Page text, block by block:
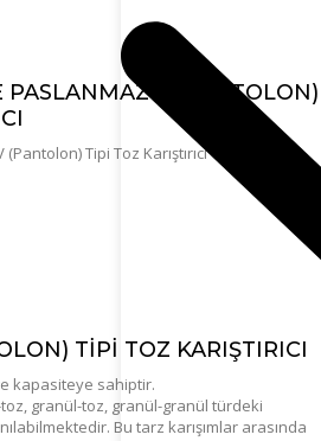
V (PANTOLON)
Tipi Toz Karıştırıcı
TIPI TOZ KARIŞTIRICI
kapasiteye sahiptir.
toz, granül-toz, granül-granül türdeki
Bu tarz karışımlar arasında